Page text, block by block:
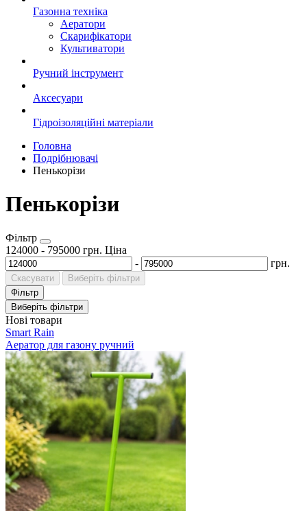
Газонна техніка
Аератори
Скарифікатори
Культиватори
Ручний інструмент
Аксесуари
Гідроізоляційні матеріали
Головна
Подрібнювачі
Пенькорізи
Пенькорізи
Фільтр
124000 - 795000 грн. Ціна
-
грн.
Скасувати
Виберіть фільтри
Фільтр
Виберіть фільтри
Нові товари
Smart Rain
Аератор для газону ручний